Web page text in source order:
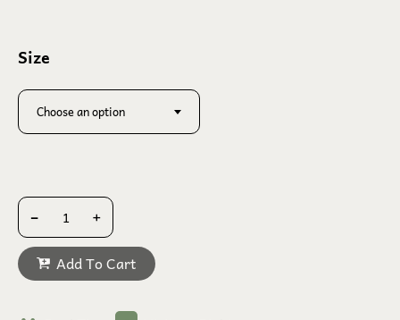
Size
Choose an option
Add To Cart